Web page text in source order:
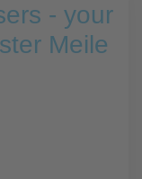
- your
Meile